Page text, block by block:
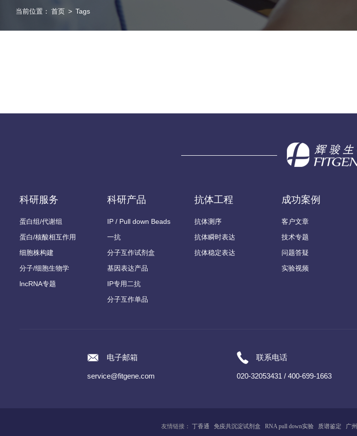
当前位置： 首页 > Tags
科研服务
蛋白组/代谢组
蛋白/核酸相互作用
细胞株构建
分子/细胞生物学
lncRNA专题
科研产品
IP / Pull down Beads
一抗
分子互作试剂盒
基因表达产品
IP专用二抗
分子互作单品
抗体工程
抗体测序
抗体瞬时表达
抗体稳定表达
成功案例
客户文章
技术专题
问题答疑
实验视频
电子邮箱
service@fitgene.com
联系电话
020-32053431 / 400-699-1663
友情链接： 丁香通 免疫共沉淀试剂盒 RNA pull down实验 质谱鉴定 广州